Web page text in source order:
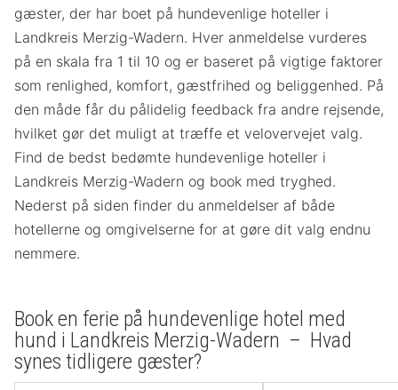
gæster, der har boet på hundevenlige hoteller i
Landkreis Merzig-Wadern. Hver anmeldelse vurderes
på en skala fra 1 til 10 og er baseret på vigtige faktorer
som renlighed, komfort, gæstfrihed og beliggenhed. På
den måde får du pålidelig feedback fra andre rejsende,
hvilket gør det muligt at træffe et velovervejet valg.
Find de bedst bedømte hundevenlige hoteller i
Landkreis Merzig-Wadern og book med tryghed.
Nederst på siden finder du anmeldelser af både
hotellerne og omgivelserne for at gøre dit valg endnu
nemmere.
Book en ferie på hundevenlige hotel med
hund i Landkreis Merzig-Wadern – Hvad
synes tidligere gæster?